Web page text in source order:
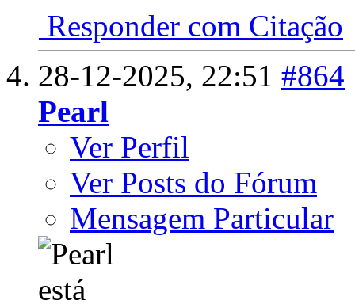
Responder com Citação
28-12-2025, 22:51 #864
Pearl
Ver Perfil
Ver Posts do Fórum
Mensagem Particular